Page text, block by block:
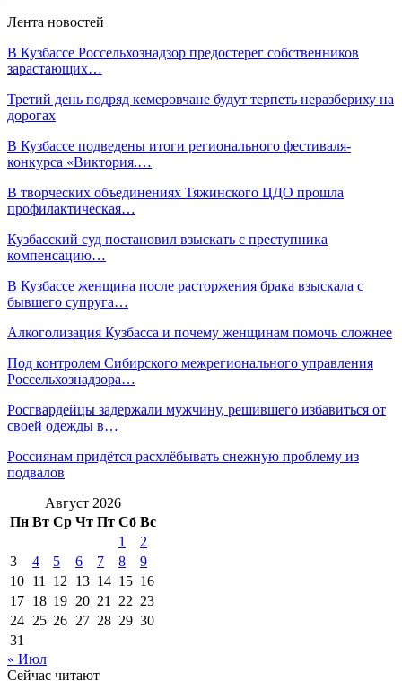
Лента новостей
В Кузбассе Россельхознадзор предостерег собственников
зарастающих…
Третий день подряд кемеровчане будут терпеть неразбериху на
дорогах
В Кузбассе подведены итоги регионального фестиваля-
конкурса «Виктория.…
В творческих объединениях Тяжинского ЦДО прошла
профилактическая…
Кузбасский суд постановил взыскать с преступника
компенсацию…
В Кузбассе женщина после расторжения брака взыскала с
бывшего супруга…
Алкоголизация Кузбасса и почему женщинам помочь сложнее
Под контролем Сибирского межрегионального управления
Россельхознадзора…
Росгвардейцы задержали мужчину, решившего избавиться от
своей одежды в…
Россиянам придётся расхлёбывать снежную проблему из
подвалов
Август 2026
Пн Вт Ср Чт Пт Сб Вс
1
2
3
4 5 6 7 8
9
10 11 12 13 14 15 16
17 18 19 20 21 22 23
24 25 26 27 28 29 30
31
« Июл
Сейчас читают